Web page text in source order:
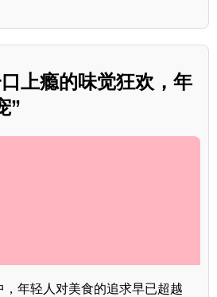
上瘾的味觉狂欢，年
”
年轻人对美食的追求早已超越